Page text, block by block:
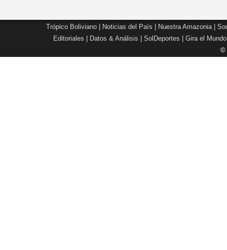
Trópico Boliviano Noticias del País Nuestra Amazonia|
Editoriales
Datos & Análisis SolDeportes Gira el Mundo
©